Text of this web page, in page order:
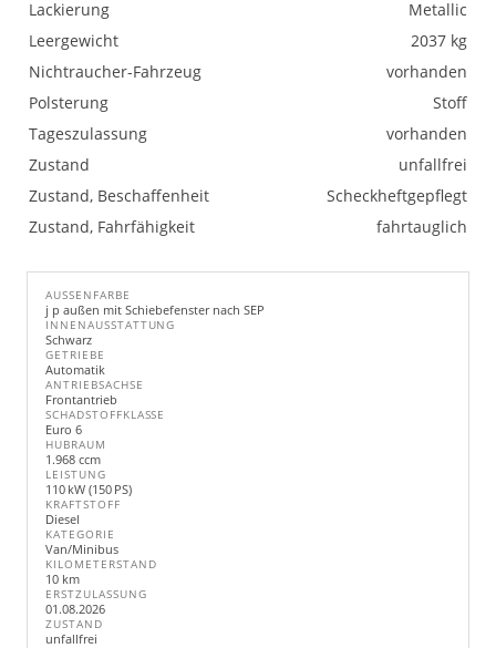
Lackierung
Metallic
Leergewicht
2037 kg
Nichtraucher-Fahrzeug
vorhanden
Polsterung
Stoff
Tageszulassung
vorhanden
Zustand
unfallfrei
Zustand, Beschaffenheit
Scheckheftgepflegt
Zustand, Fahrfähigkeit
fahrtauglich
AUSSENFARBE
j p außen mit Schiebefenster nach SEP
INNENAUSSTATTUNG
Schwarz
GETRIEBE
Automatik
ANTRIEBSACHSE
Frontantrieb
SCHADSTOFFKLASSE
Euro 6
HUBRAUM
1.968 ccm
LEISTUNG
110 kW (150 PS)
KRAFTSTOFF
Diesel
KATEGORIE
Van/Minibus
KILOMETERSTAND
10 km
ERSTZULASSUNG
01.08.2026
ZUSTAND
unfallfrei